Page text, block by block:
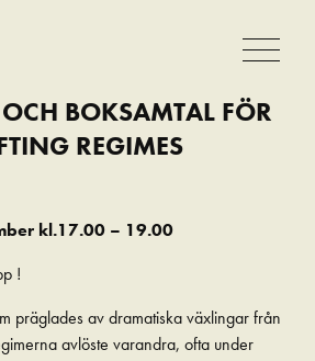
BOKSAMTAL FÖR
REGIMES
kl.17.00 – 19.00
!
präglades av dramatiska växlingar från
avlöste varandra, ofta under